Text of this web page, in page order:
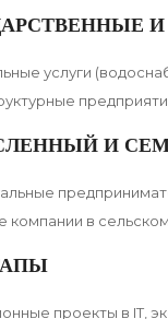
услуги
И
компании в
проекты в IT,